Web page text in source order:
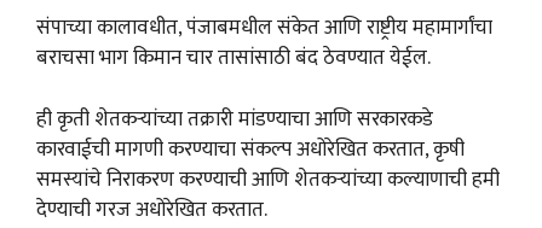
संपाच्या कालावधीत, पंजाबमधील संकेत आणि राष्ट्रीय महामार्गांचा
बराचसा भाग किमान चार तासांसाठी बंद ठेवण्यात येईल.
ही कृती शेतकऱ्यांच्या तक्रारी मांडण्याचा आणि सरकारकडे
कारवाईची मागणी करण्याचा संकल्प अधोरेखित करतात, कृषी
समस्यांचे निराकरण करण्याची आणि शेतकऱ्यांच्या कल्याणाची हमी
देण्याची गरज अधोरेखित करतात.